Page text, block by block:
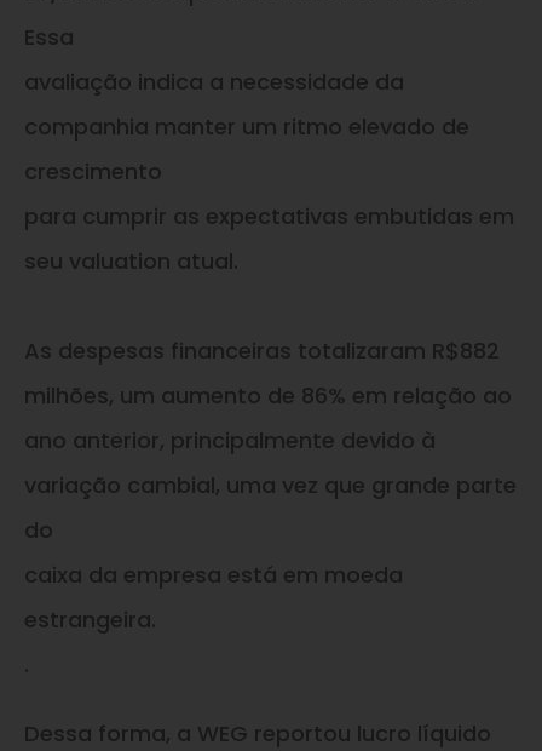
Essa
avaliação indica a necessidade da
companhia manter um ritmo elevado de
crescimento
para cumprir as expectativas embutidas em
seu valuation atual.
As despesas financeiras totalizaram R$882
milhões, um aumento de 86% em relação ao
ano anterior, principalmente devido à
variação cambial, uma vez que grande parte
do
caixa da empresa está em moeda
estrangeira.
.
Dessa forma, a WEG reportou lucro líquido